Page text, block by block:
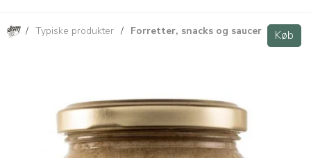
/ Typiske produkter / Forretter, snacks og saucer Køb
Trøffel svampe creme 180g Køb